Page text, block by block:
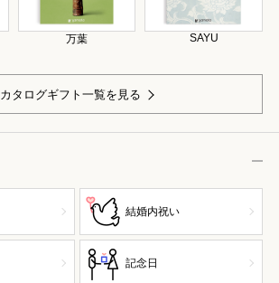
万葉 SAYU
カタログギフト一覧を見る
結婚内祝い
記念日